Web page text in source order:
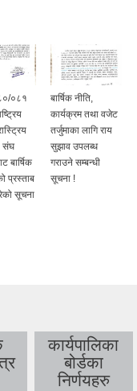
०८१
संघ
बार्षिक
प्रस्ताब
सूचना
बार्षिक नीति,
कार्यक्रम तथा वजेट
तर्जुमाका लागि राय
सुझाव उपलब्ध
गराउने सम्बन्धी
सूचना !
कार्यपालिका
बोर्डका
निर्णयहरु